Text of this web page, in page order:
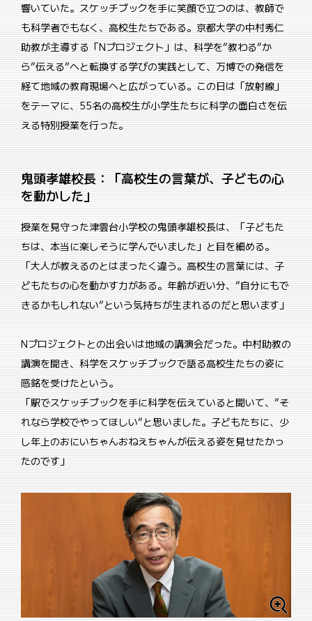
響いていた。スケッチブックを手に笑顔で立つのは、教師で
も科学者でもなく、高校生たちである。京都大学の中村秀仁
助教が主導する「Nプロジェクト」は、科学を”教わる”か
ら”伝える”へと転換する学びの実践として、万博での発信を
経て地域の教育現場へと広がっている。この日は「放射線」
をテーマに、55名の高校生が小学生たちに科学の面白さを伝
える特別授業を行った。
鬼頭孝雄校長：「高校生の言葉が、子どもの心
を動かした」
授業を見守った津雲台小学校の鬼頭孝雄校長は、「子どもた
ちは、本当に楽しそうに学んでいました」と目を細める。
「大人が教えるのとはまったく違う。高校生の言葉には、子
どもたちの心を動かす力がある。年齢が近い分、”自分にもで
きるかもしれない”という気持ちが生まれるのだと思います」
Nプロジェクトとの出会いは地域の講演会だった。中村助教の
講演を聞き、科学をスケッチブックで語る高校生たちの姿に
感銘を受けたという。
「駅でスケッチブックを手に科学を伝えていると聞いて、”そ
れなら学校でやってほしい”と思いました。子どもたちに、少
し年上のおにいちゃんおねえちゃんが伝える姿を見せたかっ
たのです」